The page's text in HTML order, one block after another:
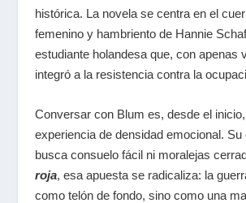
histórica. La novela se centra en el
femenino y hambriento de Hannie
estudiante holandesa que, con apenas
integró a la resistencia contra la
Conversar con Blum es, desde el
experiencia de densidad emocional. Su
busca consuelo fácil ni moralejas
roja, esa apuesta se radicaliza: la
como telón de fondo, sino como una